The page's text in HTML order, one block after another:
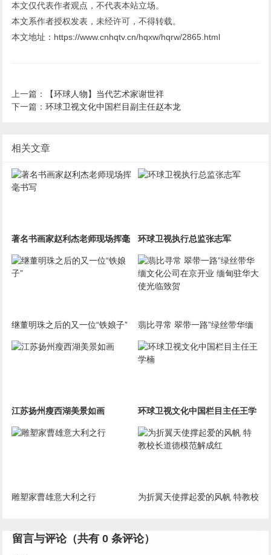
本文仅代表作者观点，不代表本站立场。
本文系作者授权发表，未经许可，不得转载。
本文地址：https://www.cnhqtv.cn/hqxw/hqrw/2865.html
上一篇：
【环球人物】当代艺术家谢世祥
下一篇：环球卫视文化中国栏目副主任赵本龙
相关文章
著名书画家赵利杰老师现场挥毫
书写
环球卫视执行总监张志军
继董明珠之后的又一位“铁娘子”
翡比寻常 翠带一路”绿丝带华缅
文化公司在京开业 缅甸驻华大使
光临致贺
江苏扬州瘦西湖美景如画
环球卫视文化中国栏目主任王学
楠
雕塑家曹雄意大利之行
为折翼天使撑起爱的风帆 特教校
留言与评论（共有0 条评论）